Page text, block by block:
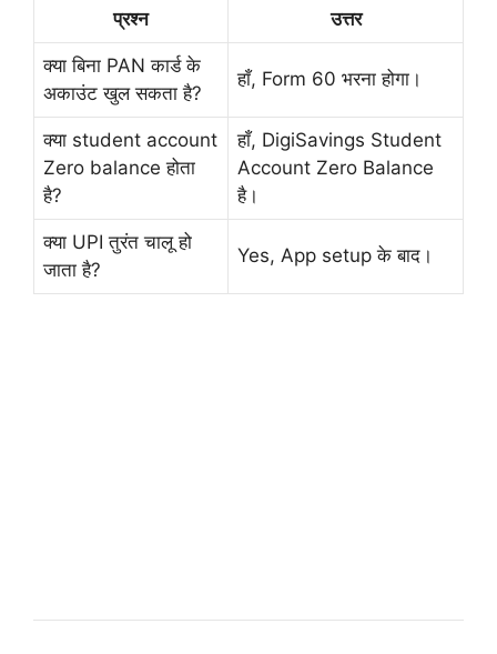
प्रश्न उत्तर
क्या बिना PAN कार्ड के
अकाउंट खुल सकता है?
हाँ, Form 60 भरना होगा।
क्या student account
Zero balance होता
है?
हाँ, DigiSavings Student
Account Zero Balance
है।
क्या UPI तुरंत चालू हो
जाता है?
Yes, App setup के बाद।